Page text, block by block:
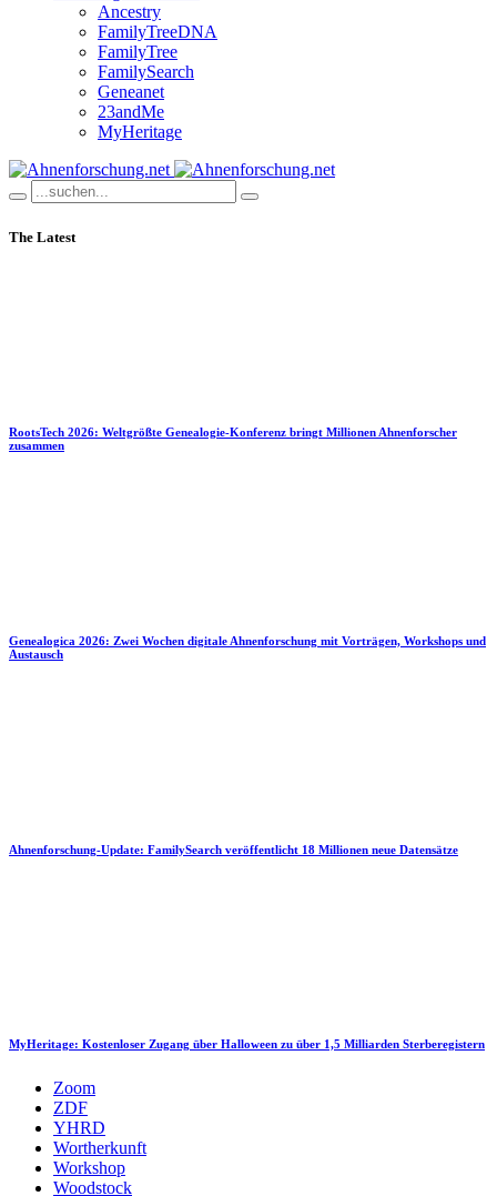
Ancestry
FamilyTreeDNA
FamilyTree
FamilySearch
Geneanet
23andMe
MyHeritage
The Latest
RootsTech 2026: Weltgrößte Genealogie-Konferenz bringt Millionen Ahnenforscher
zusammen
Genealogica 2026: Zwei Wochen digitale Ahnenforschung mit Vorträgen, Workshops und
Austausch
Ahnenforschung-Update: FamilySearch veröffentlicht 18 Millionen neue Datensätze
MyHeritage: Kostenloser Zugang über Halloween zu über 1,5 Milliarden Sterberegistern
Zoom
ZDF
YHRD
Wortherkunft
Workshop
Woodstock